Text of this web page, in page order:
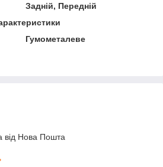
Задній, Передній
Гумометалеве
від Нова Пошта